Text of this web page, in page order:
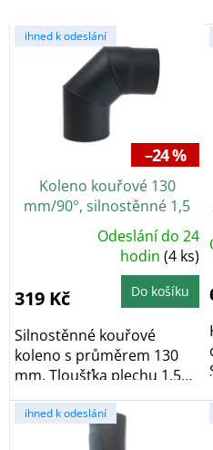
V
ý
ihned k odeslání
–24 %
Koleno kouřové 130
mm/90°, silnostěnné 1,5
mm, černé
5,0
z
5
Odeslání do 24
hodin(4 ks)
319 Kč Do košíku
Silnostěnné kouřové
koleno s průměrem 130
mm. Tloušťka plechu 1,5
mm, úhel 90°, černá...
ihned k odeslání